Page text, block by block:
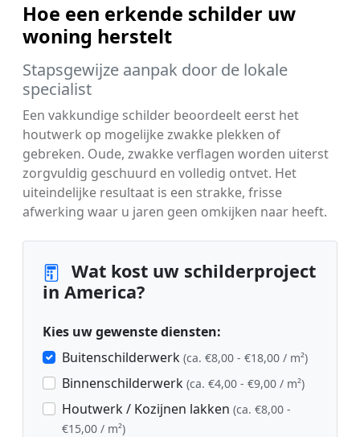
Hoe een erkende schilder uw
woning herstelt
Stapsgewijze aanpak door de lokale
specialist
Een vakkundige schilder beoordeelt eerst het
houtwerk op mogelijke zwakke plekken of
gebreken. Oude, zwakke verflagen worden uiterst
zorgvuldig geschuurd en volledig ontvet. Het
uiteindelijke resultaat is een strakke, frisse
afwerking waar u jaren geen omkijken naar heeft.
Wat kost uw schilderproject
in America?
Kies uw gewenste diensten:
Buitenschilderwerk (ca. €8,00 - €18,00 / m²)
Binnenschilderwerk (ca. €4,00 - €9,00 / m²)
Houtwerk / Kozijnen lakken (ca. €8,00 -
€15,00 / m²)